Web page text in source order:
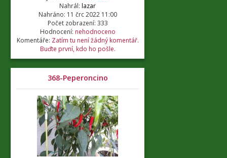
Nahrál: lazar
Nahráno: 11 črc 2022 11:00
Počet zobrazení: 333
Hodnocení: nehodnoceno
Komentáře: Zatím tu není žádný komentář.
Buďte první, kdo ho pošle.
368-Peperoncino